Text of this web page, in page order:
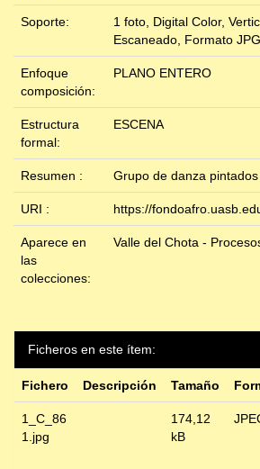
Soporte:
1 foto, Digital Color,
Escaneado, Formato
Enfoque
composición:
PLANO ENTERO
Estructura
formal:
ESCENA
Resumen : Grupo de danza
URI : https://
Aparece en
las
colecciones:
Valle del Chota -
Ficheros en este ítem:
Fichero Descripción Tamaño
1_C_86
1.jpg
174,12
kB